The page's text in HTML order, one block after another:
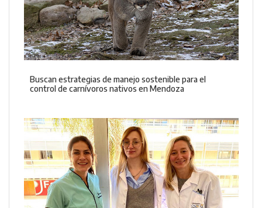
Buscan estrategias de manejo sostenible para el
control de carnívoros nativos en Mendoza